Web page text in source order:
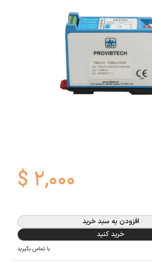
$ ۲,۰۰۰
افزودن به سبد خرید
خرید کنید
با تماس بگیرید